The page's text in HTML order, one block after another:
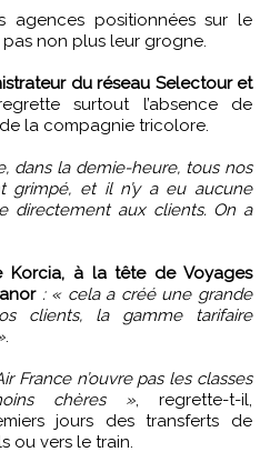
non plus leur grogne.
du réseau Selectour et
surtout l’absence de
la compagnie tricolore.
dans la demie-heure, tous nos
grimpé, et il n’y a eu aucune
directement aux clients. On a
Korcia, à la tête de Voyages
: « cela a créé une grande
clients, la gamme tarifaire
France n’ouvre pas les classes
chères », regrette-t-il,
jours des transferts de
ou vers le train.